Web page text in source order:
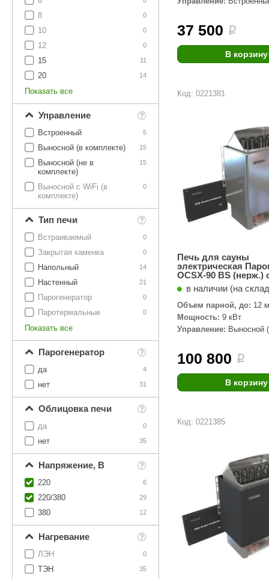
Для дома и дачи
Акции и скидки
Этна
Tikkurila Elcon
TABA MAGNUM
Termomuros
Finn icon Размахайка
0
8
0
10
0
12
11
15
14
20
Показать все
Управление
5
Встроенный
15
Выносной (в комплекте)
15
Выносной (не в
комплекте)
0
Выносной с WiFi (в
комплекте)
Тип печи
0
Встраиваемый
0
Закрытая каменка
14
Напольный
21
Настенный
0
Парогенератор
0
Паротермальные
Показать все
Парогенератор
4
да
31
нет
Облицовка печи
0
да
35
нет
Напряжение, В
6
220
29
220/380
12
380
Нагревание
0
ЛЭН
35
ТЭН
37 500 i
В корзину
Код: 0221381
Печь для сауны
электрическая
OCSX-90 BS (нерж.)
и блоком
в наличии (на
Объем парной, до: 12
Мощность: 9 кВт
Управление: Выносной
100 800 i
В корзину
Код: 0221385